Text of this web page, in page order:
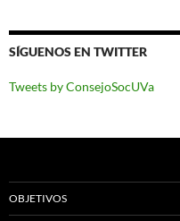
SÍGUENOS EN TWITTER
Tweets by ConsejoSocUVa
OBJETIVOS